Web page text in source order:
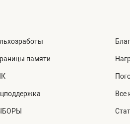
памяти
Все